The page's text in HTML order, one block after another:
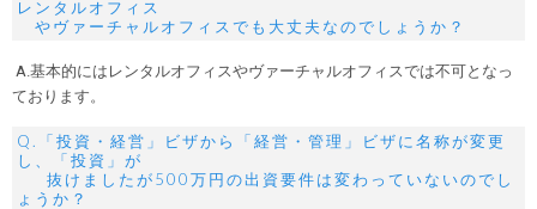
レンタルオフィス
やヴァーチャルオフィスでも大丈夫なのでしょうか？
A.基本的にはレンタルオフィスやヴァーチャルオフィスでは不可となっ
ております。
Q.「投資・経営」ビザから「経営・管理」ビザに名称が変更
し、「投資」が
抜けましたが500万円の出資要件は変わっていないのでし
ょうか？